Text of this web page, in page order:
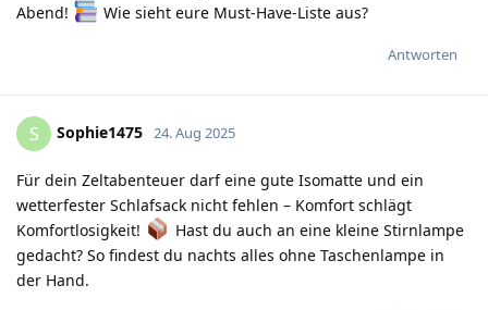
Abend!
Wie sieht eure Must-Have-Liste aus?
Antworten
S Sophie1475 24. Aug 2025
Für dein Zeltabenteuer darf eine gute Isomatte und ein
wetterfester Schlafsack nicht fehlen – Komfort schlägt
Komfortlosigkeit!
Hast du auch an eine kleine Stirnlampe
gedacht? So findest du nachts alles ohne Taschenlampe in
der Hand.